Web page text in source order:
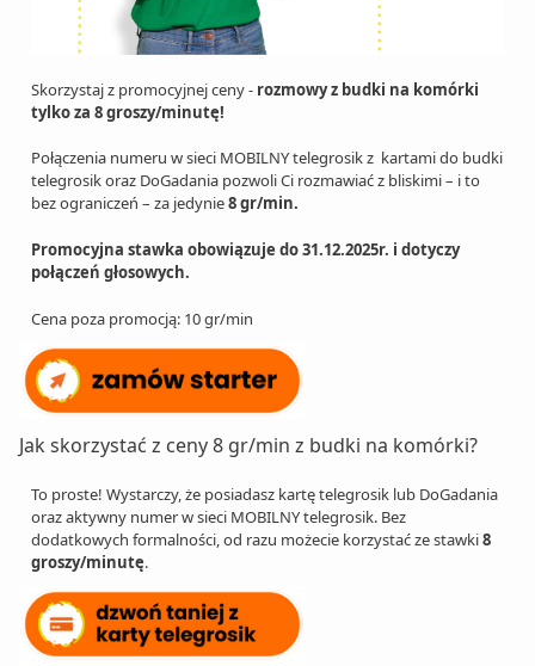
Skorzystaj z promocyjnej ceny - rozmowy z budki na komórki
tylko za 8 groszy/minutę!
Połączenia numeru w sieci MOBILNY telegrosik z kartami do budki
telegrosik oraz DoGadania pozwoli Ci rozmawiać z bliskimi – i to
bez ograniczeń – za jedynie8 gr/min.
Promocyjna stawka obowiązuje do 31.12.2025r. i dotyczy
połączeń głosowych.
Cena poza promocją: 10 gr/min
Jak skorzystać z ceny 8 gr/min z budki na komórki?
To proste! Wystarczy, że posiadasz kartę telegrosik lub DoGadania
oraz aktywny numer w sieci MOBILNY telegrosik. Bez
dodatkowych formalności, od razu możecie korzystać ze stawki8
groszy/minutę.